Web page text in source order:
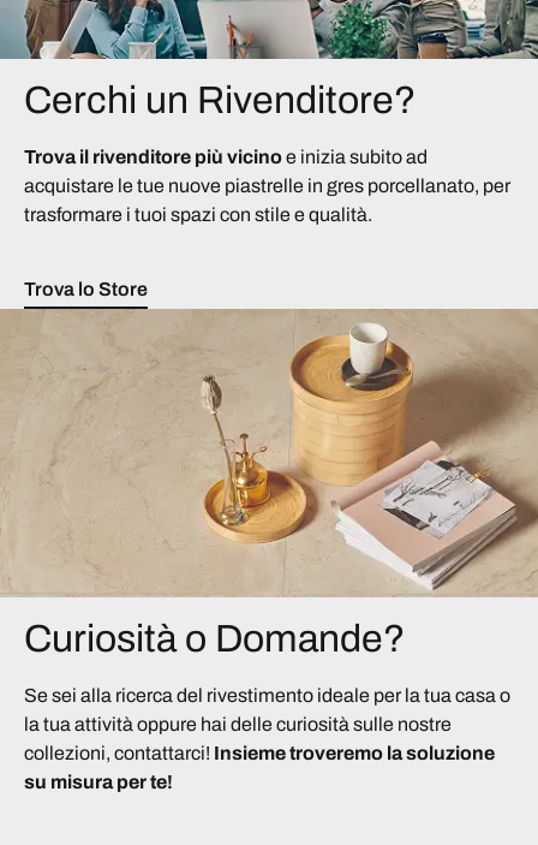
Cerchi un Rivenditore?
Trova il rivenditore più vicinoe inizia subito ad
acquistare le tue nuove piastrelle in gres porcellanato, per
trasformare i tuoi spazi con stile e qualità.
Trova lo Store
Curiosità o Domande?
Se sei alla ricerca del rivestimento ideale per la tua casa o
la tua attività oppure hai delle curiosità sulle nostre
collezioni, contattarci! Insieme troveremo la soluzione
su misura per te!